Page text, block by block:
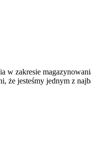
zakresie
że jesteśmy jednym z